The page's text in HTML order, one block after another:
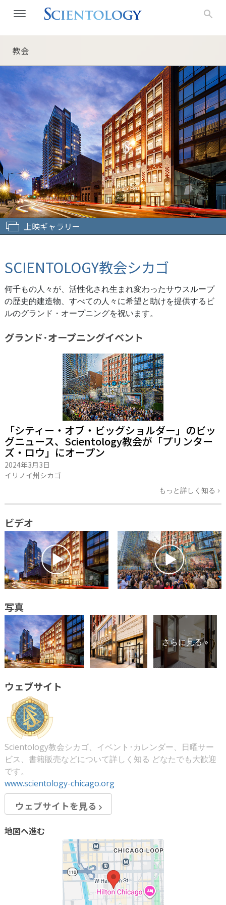
教会
上映ギャラリー
SCIENTOLOGY教会シカゴ
何千もの人々が、活性化され生まれ変わったサウスループ
の歴史的建造物、すべての人々に希望と助けを提供するビ
ルのグランド・オープニングを祝います。
グランド･オープニングイベント
「シティー・オブ・ビッグショルダー」のビッ
グニュース、Scientology教会が「プリンター
ズ・ロウ」にオープン
2024年3月3日
イリノイ州シカゴ
もっと詳しく知る
ビデオ
写真
さらに見る »
ウェブサイト
Scientology教会シカゴ、イベント･カレンダー、日曜サー
ビス、書籍販売などについて詳しく知る どなたでも大歓迎
です。
www.scientology-chicago.org
ウェブサイトを見る
地図へ進む